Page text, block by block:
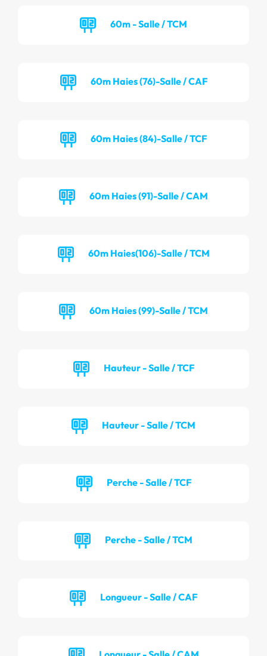
60m - Salle / TCM
60m Haies (76)-Salle / CAF
60m Haies (84)-Salle / TCF
60m Haies (91)-Salle / CAM
60m Haies(106)-Salle / TCM
60m Haies (99)-Salle / TCM
Hauteur - Salle / TCF
Hauteur - Salle / TCM
Perche - Salle / TCF
Perche - Salle / TCM
Longueur - Salle / CAF